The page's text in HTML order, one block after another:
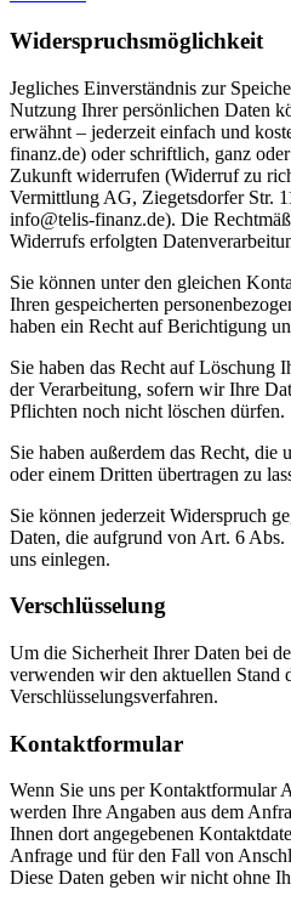
Widerspruchsmöglichkeit
Jegliches Einverständnis zur
Nutzung Ihrer persönlichen Daten
erwähnt – jederzeit einfach und
finanz.de) oder schriftlich, ganz
Zukunft widerrufen (Widerruf zu
Vermittlung AG, Ziegetsdorfer Str.
info@telis-finanz.de). Die
Widerrufs erfolgten
Sie können unter den gleichen
Ihren gespeicherten
haben ein Recht auf Berichtigung
Sie haben das Recht auf Löschung
der Verarbeitung, sofern wir Ihre
Pflichten noch nicht löschen dürfen.
Sie haben außerdem das Recht, die
oder einem Dritten übertragen zu
Sie können jederzeit Widerspruch
Daten, die aufgrund von Art. 6
uns einlegen.
Verschlüsselung
Um die Sicherheit Ihrer Daten bei
verwenden wir den aktuellen Stand
Verschlüsselungsverfahren.
Kontaktformular
Wenn Sie uns per Kontaktformular
werden Ihre Angaben aus dem
Ihnen dort angegebenen
Anfrage und für den Fall von
Diese Daten geben wir nicht ohne